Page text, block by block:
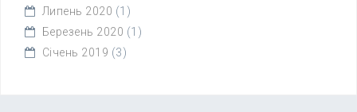
Липень 2020 (1)
Березень 2020 (1)
Січень 2019 (3)